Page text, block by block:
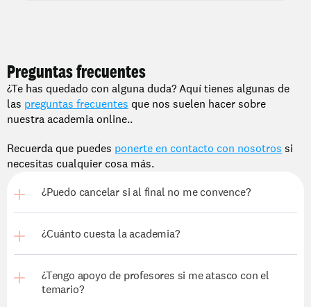
Preguntas frecuentes
¿Te has quedado con alguna duda? Aquí tienes algunas de
las preguntas frecuentes que nos suelen hacer sobre
nuestra academia online..
Recuerda que puedes ponerte en contacto con nosotros si
necesitas cualquier cosa más.
¿Puedo cancelar si al final no me convence?
¿Cuánto cuesta la academia?
¿Tengo apoyo de profesores si me atasco con el
temario?